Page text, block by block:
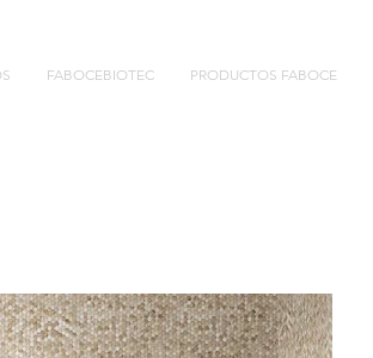
FABOCEBIOTEC PRODUCTOS FABOCE